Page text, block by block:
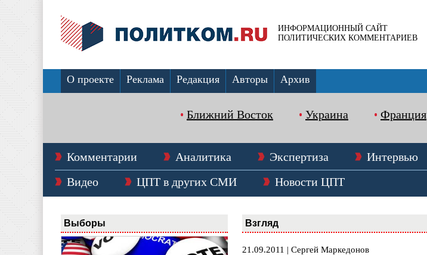
ИНФОРМАЦИОННЫЙ САЙТ
ПОЛИТИЧЕСКИХ КОММЕНТАРИЕВ
О проекте Реклама Редакция Авторы Архив
Ближний Восток Украина Франция
Комментарии Аналитика Экспертиза Интервью
Видео
ЦПТ в других СМИ Новости ЦПТ
Выборы Взгляд
21.09.2011 | Сергей Маркедонов